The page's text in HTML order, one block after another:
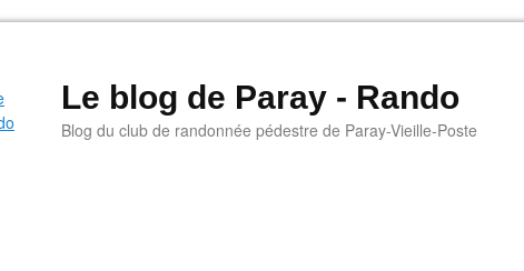
Le blog de Paray - Rando
Blog du club de randonnée pédestre de Paray-Vieille-Poste